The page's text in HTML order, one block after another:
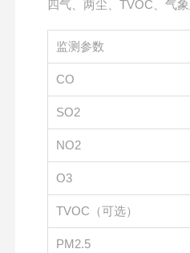
四气、两尘、TVOC、气
监测参数
CO
SO2
NO2
O3
TVOC（可选）
PM2.5